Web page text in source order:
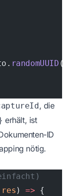
randomUUID ();
, die
erhält, ist
ID
nötig.
res ) => {